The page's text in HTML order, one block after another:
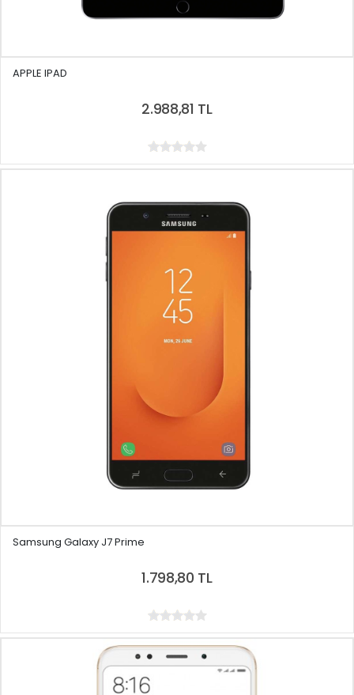
APPLE IPAD
2.988,81 TL
Samsung Galaxy J7 Prime
1.798,80 TL